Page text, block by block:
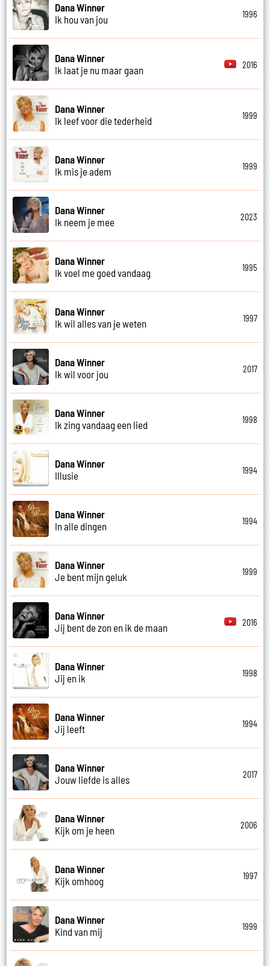
Dana Winner
Ik hou van jou
1996
Dana Winner
Ik laat je nu maar gaan
2016
Dana Winner
Ik leef voor die tederheid
1999
Dana Winner
Ik mis je adem
1999
Dana Winner
Ik neem je mee
2023
Dana Winner
Ik voel me goed vandaag
1995
Dana Winner
Ik wil alles van je weten
1997
Dana Winner
Ik wil voor jou
2017
Dana Winner
Ik zing vandaag een lied
1998
Dana Winner
Illusie
1994
Dana Winner
In alle dingen
1994
Dana Winner
Je bent mijn geluk
1999
Dana Winner
Jij bent de zon en ik de maan
2016
Dana Winner
Jij en ik
1998
Dana Winner
Jij leeft
1994
Dana Winner
Jouw liefde is alles
2017
Dana Winner
Kijk om je heen
2006
Dana Winner
Kijk omhoog
1997
Dana Winner
Kind van mij
1999